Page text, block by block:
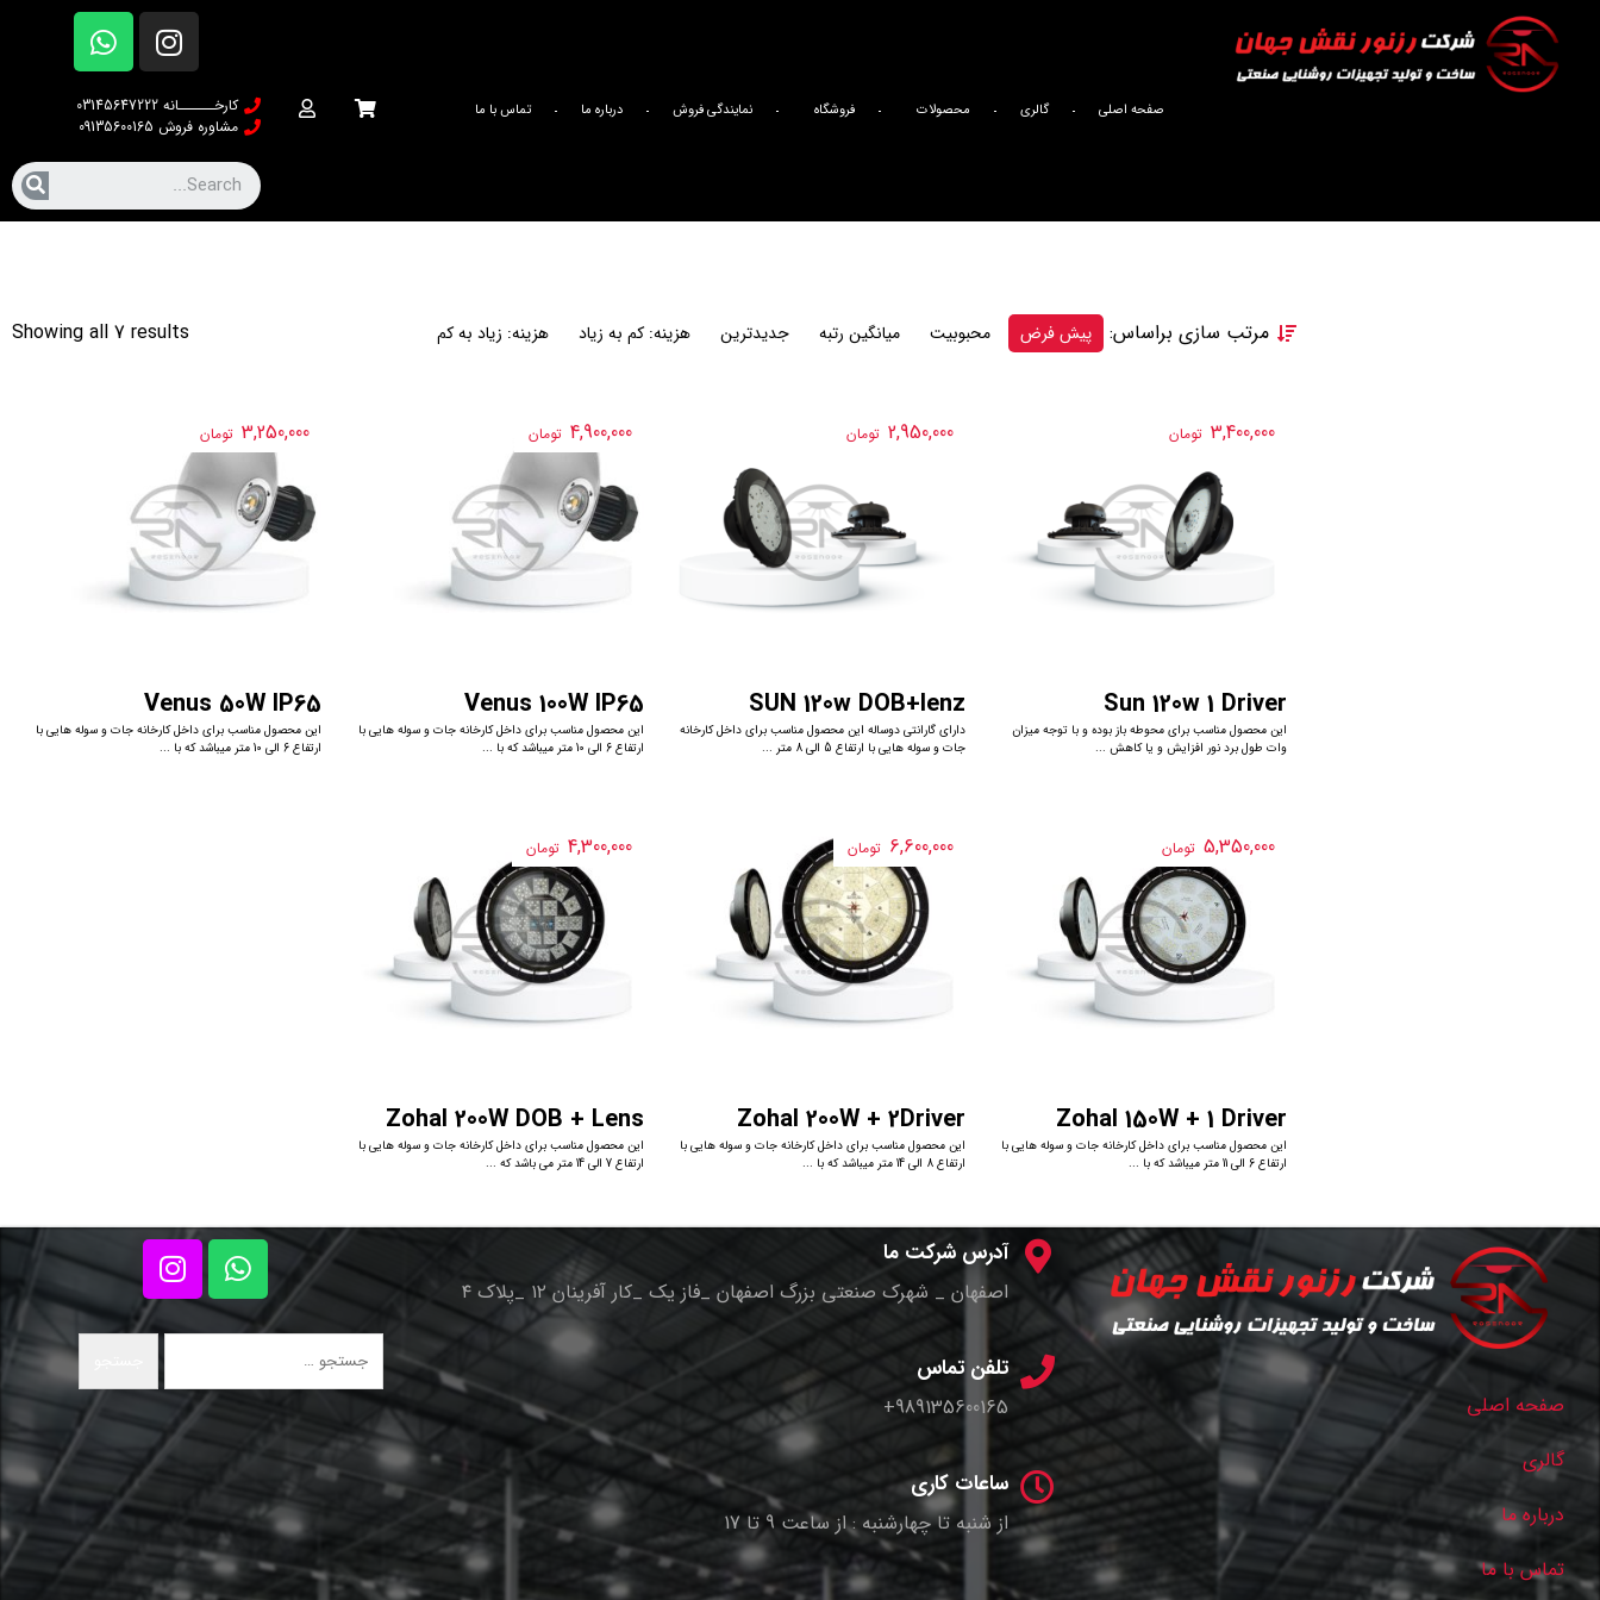
صفحه اصلی گالری محصولات فروشگاه نمایندگی فروش درباره ما تماس با ما
کارخــــــانه 03145647222
مشاوره فروش 09135600165
Showing all 7 results مرتب سازی براساس: پیش فرض محبوبیت میانگین رتبه جدیدترین هزینه: کم به زیاد هزینه: زیاد به کم
3,400,000 تومان
Sun 120w 1 Driver
این محصول مناسب برای محوطه باز بوده و با توجه میزان
وات طول برد نور افزایش و یا کاهش ...
2,950,000 تومان
SUN 120w DOB+lenz
دارای گارانتی دوساله این محصول مناسب برای داخل کارخانه
جات و سوله هایی با ارتفاع 5 الی 8 متر ...
4,900,000 تومان
Venus 100W IP65
این محصول مناسب برای داخل کارخانه جات و سوله هایی با
ارتفاع 6 الی 10 متر میباشد که با ...
3,250,000 تومان
Venus 50W IP65
این محصول مناسب برای داخل کارخانه جات و سوله هایی با
ارتفاع 6 الی 10 متر میباشد که با ...
5,350,000 تومان
Zohal 150W + 1 Driver
این محصول مناسب برای داخل کارخانه جات و سوله هایی با
ارتفاع 6 الی 11 متر میباشد که با ...
6,600,000 تومان
Zohal 200W + 2Driver
این محصول مناسب برای داخل کارخانه جات و سوله هایی با
ارتفاع 8 الی 14 متر میباشد که با ...
4,300,000 تومان
Zohal 200W DOB + Lens
این محصول مناسب برای داخل کارخانه جات و سوله هایی با
ارتفاع 7 الی 14 متر می باشد که ...
صفحه اصلی
گالری
درباره ما
تماس با ما
آدرس شرکت ما
اصفهان _ شهرک صنعتی بزرگ اصفهان _فاز یک _کار آفرینان ۱۲ _پلاک ۴
تلفن تماس
989135600165+
ساعات کاری
از شنبه تا چهارشنبه : از ساعت 9 تا 17